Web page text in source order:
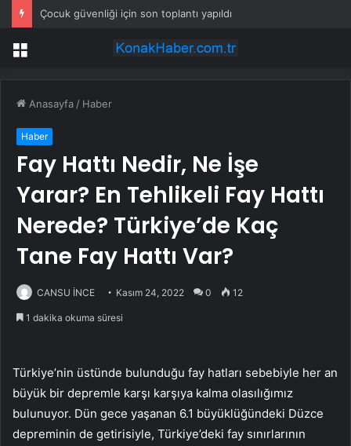
Çocuk güvenliği için son toplantı yapıldı
Menü
Anasayfa / Haber
Haber
Fay Hattı Nedir, Ne İşe
Yarar? En Tehlikeli Fay Hattı
Nerede? Türkiye’de Kaç
Tane Fay Hattı Var?
CANSU İNCE Kasım 24, 2022 0 12
1 dakika okuma süresi
Türkiye’nin üstünde bulunduğu fay hatları sebebiyle her an
büyük bir depremle karşı karşıya kalma olasılığımız
bulunuyor. Dün gece yaşanan 6.1 büyüklüğündeki Düzce
depreminin de getirisiyle, Türkiye’deki fay sınırlarının